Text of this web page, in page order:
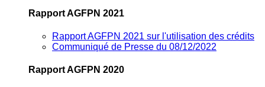
Rapport AGFPN 2021
Rapport AGFPN 2021 sur l'utilisation des crédits
Communiqué de Presse du 08/12/2022
Rapport AGFPN 2020